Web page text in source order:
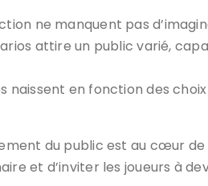
ne manquent pas
attire un public varié,
naissent en fonction des
du public est au cœur
et d’inviter les joueurs à